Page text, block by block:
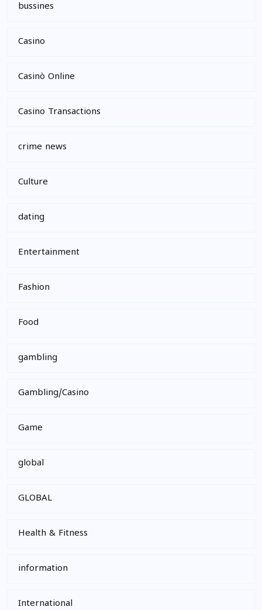
bussines
Casino
Casinò Online
Casino Transactions
crime news
Culture
dating
Entertainment
Fashion
Food
gambling
Gambling/Casino
Game
global
GLOBAL
Health & Fitness
information
International